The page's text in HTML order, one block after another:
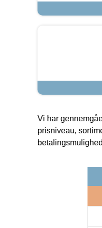
Vi har
prisniveau,